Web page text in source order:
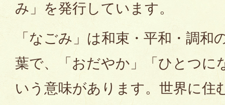
み」を発行しています。
「なごみ」は和束・平和・調和
葉で、「おだやか」「ひとつに
いう意味があります。世界に住